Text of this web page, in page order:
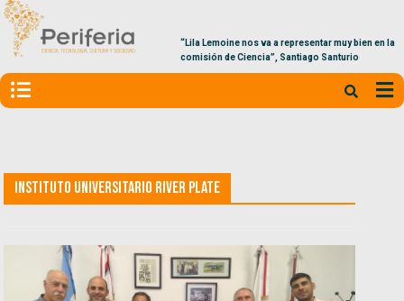
“Lila Lemoine nos va a representar muy bien en la
comisión de Ciencia”, Santiago Santurio
Instituto Universitario River Plate